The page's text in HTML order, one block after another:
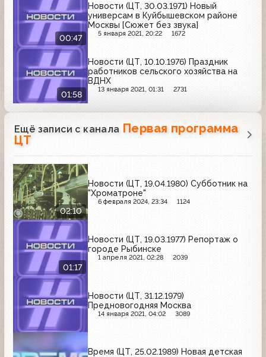
00:47
Новости (ЦТ, 30.03.1971) Новый
универсам в Куйбышевском районе
Москвы [Сюжет без звука]
5 января 2021, 20:22 1672
01:58
Новости (ЦТ, 10.10.1976) Праздник
работников сельского хозяйства на
ВДНХ
13 января 2021, 01:31 2731
Ещё записи с канала Первая программа
ЦТ
02:10
Новости (ЦТ, 19.04.1980) Субботник на
"Хроматроне"
6 февраля 2024, 23:34 1124
01:17
Новости (ЦТ, 19.03.1977) Репортаж о
городе Рыбинске
1 апреля 2021, 02:28 2039
Новости (ЦТ, 31.12.1979)
Предновогодняя Москва
14 января 2021, 04:02 3089
Время (ЦТ, 25.02.1989) Новая детская